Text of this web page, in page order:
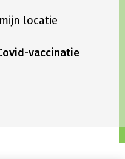
locatie
vaccinatie